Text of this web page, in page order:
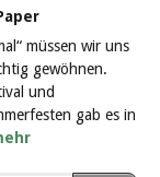
müssen wir uns
gewöhnen.
und
gab es in